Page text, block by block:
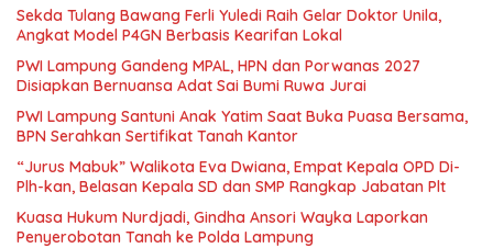
Sekda Tulang Bawang Ferli Yuledi Raih Gelar Doktor Unila,
Angkat Model P4GN Berbasis Kearifan Lokal
PWI Lampung Gandeng MPAL, HPN dan Porwanas 2027
Disiapkan Bernuansa Adat Sai Bumi Ruwa Jurai
PWI Lampung Santuni Anak Yatim Saat Buka Puasa Bersama,
BPN Serahkan Sertifikat Tanah Kantor
“Jurus Mabuk” Walikota Eva Dwiana, Empat Kepala OPD Di-
Plh-kan, Belasan Kepala SD dan SMP Rangkap Jabatan Plt
Kuasa Hukum Nurdjadi, Gindha Ansori Wayka Laporkan
Penyerobotan Tanah ke Polda Lampung